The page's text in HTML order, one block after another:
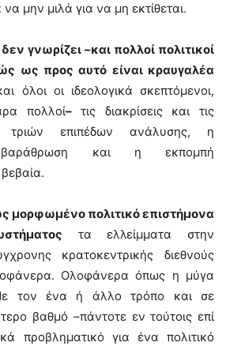
μην μιλά για να μη εκτίθεται.
γνωρίζει –και πολλοί πολιτικοί
ως προς αυτό είναι κραυγαλέα
όλοι οι ιδεολογικά σκεπτόμενοι,
πολλοί–τις διακρίσεις και τις
τριών επιπέδων ανάλυσης, η
και η εκπομπή
μορφωμένο πολιτικό επιστήμονα
τα ελλείμματα στην
κρατοκεντρικής διεθνούς
Ολοφάνερα όπως η μύγα
τον ένα ή άλλο τρόπο και σε
βαθμό –πάντοτε εν τούτοις επί
προβληματικό για ένα πολιτικό